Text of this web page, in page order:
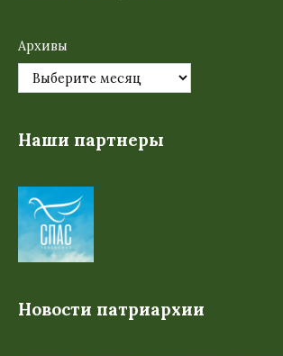
Архивы
Наши партнеры
Новости патриархии